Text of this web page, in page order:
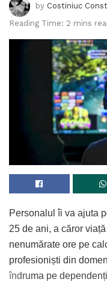
by Costiniuc
Reading Time: 2 mins
Personalul îi va ajuta
25 de ani, a căror
nenumărate ore pe
profesioniști din
îndruma pe